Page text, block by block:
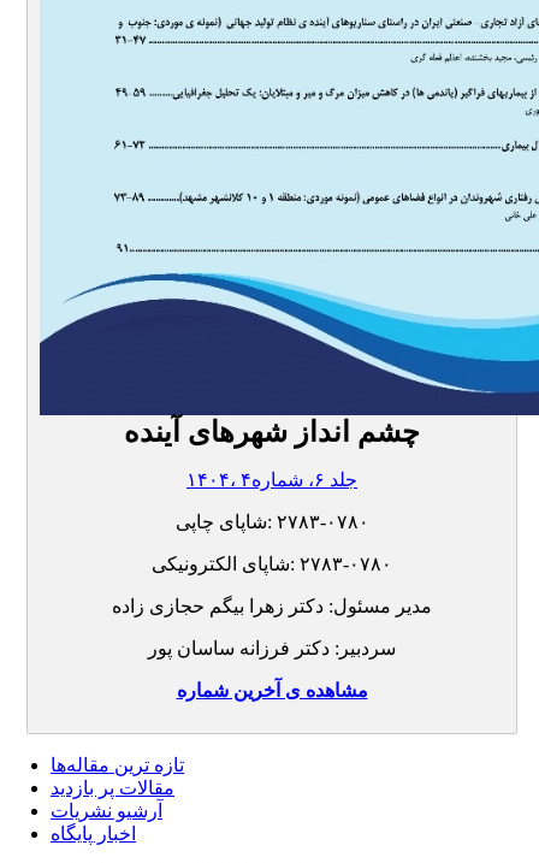
چشم انداز شهرهای آینده
۱۴۰۴، جلد ۶، شماره۴
شاپای چاپی: ۲۷۸۳-۰۷۸۰
شاپای الکترونیکی: ۲۷۸۳-۰۷۸۰
مدیر مسئول: دکتر زهرا بیگم حجازی زاده
سردبیر: دکتر فرزانه ساسان پور
مشاهده ی آخرین شماره
تازه ‌ترین مقاله‌ها
مقالات پر بازدید
آرشیو نشریات
اخبار پایگاه